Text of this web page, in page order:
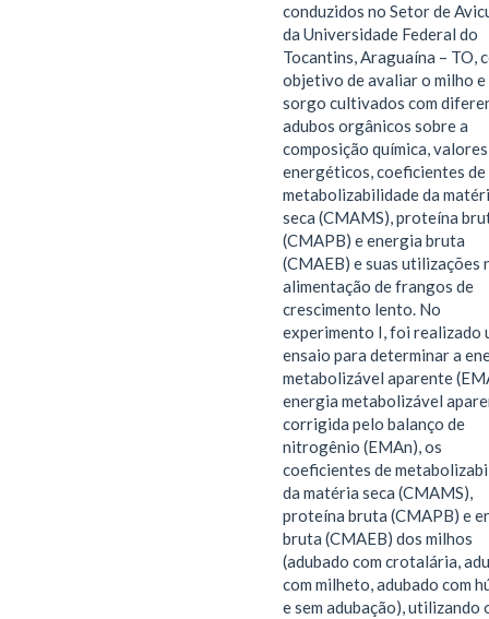
conduzidos no Setor de
da Universidade Federal do
Tocantins, Araguaína – TO,
objetivo de avaliar o milho e
sorgo cultivados com
adubos orgânicos sobre a
composição química, valores
energéticos, coeficientes de
metabolizabilidade da
seca (CMAMS), proteína
(CMAPB) e energia bruta
(CMAEB) e suas utilizações
alimentação de frangos de
crescimento lento. No
experimento I, foi realizado
ensaio para determinar a
metabolizável aparente
energia metabolizável
corrigida pelo balanço de
nitrogênio (EMAn), os
coeficientes de
da matéria seca (CMAMS),
proteína bruta (CMAPB) e
bruta (CMAEB) dos milhos
(adubado com crotalária,
com milheto, adubado com
e sem adubação), utilizando